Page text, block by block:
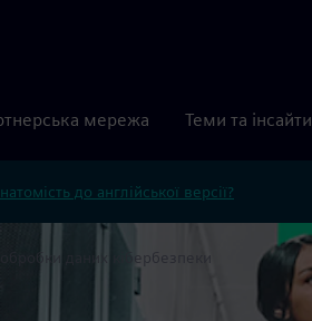
мережа Теми та інсайти
до англійської версії?
обробки даних кібербезпеки